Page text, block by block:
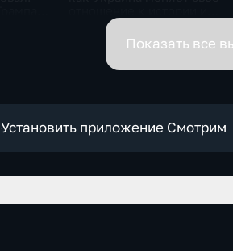
почему
Показать все
Установить приложение Смотрим